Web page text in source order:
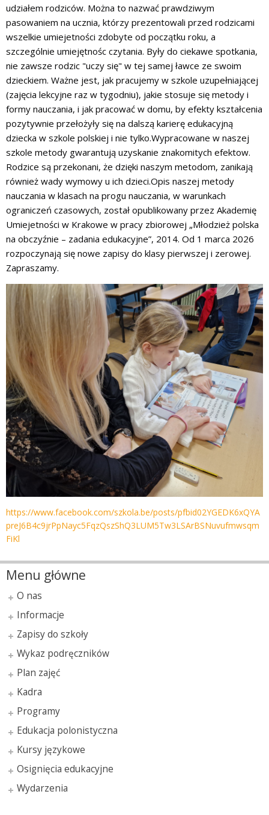
udziałem rodziców. Można to nazwać prawdziwym
pasowaniem na ucznia, którzy prezentowali przed rodzicami
wszelkie umiejetności zdobyte od początku roku, a
szczególnie umiejętnośc czytania. Były do ciekawe spotkania,
nie zawsze rodzic "uczy się" w tej samej ławce ze swoim
dzieckiem. Ważne jest, jak pracujemy w szkole uzupełniającej
(zajęcia lekcyjne raz w tygodniu), jakie stosuje się metody i
formy nauczania, i jak pracować w domu, by efekty kształcenia
pozytywnie przełożyły się na dalszą karierę edukacyjną
dziecka w szkole polskiej i nie tylko.Wypracowane w naszej
szkole metody gwarantują uzyskanie znakomitych efektow.
Rodzice są przekonani, że dzięki naszym metodom, zanikają
również wady wymowy u ich dzieci.Opis naszej metody
nauczania w klasach na progu nauczania, w warunkach
ograniczeń czasowych, został opublikowany przez Akademię
Umiejetności w Krakowe w pracy zbiorowej „Młodzież polska
na obczyźnie – zadania edukacyjne”, 2014. Od 1 marca 2026
rozpoczynają się nowe zapisy do klasy pierwszej i zerowej.
Zapraszamy.
https://www.facebook.com/szkola.be/posts/pfbid02YGEDK6xQYA
preJ6B4c9jrPpNayc5FqzQszShQ3LUM5Tw3LSArBSNuvufmwsqm
FiKl
Menu główne
O nas
Informacje
Zapisy do szkoły
Wykaz podręczników
Plan zajęć
Kadra
Programy
Edukacja polonistyczna
Kursy językowe
Osignięcia edukacyjne
Wydarzenia